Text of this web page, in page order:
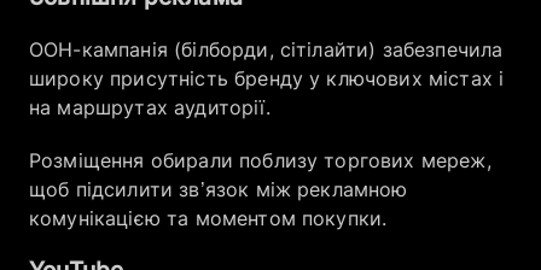
OOH-кампанія (білборди, сітілайти) забезпечила
широку присутність бренду у ключових містах і
на маршрутах аудиторії.
Розміщення обирали поблизу торгових мереж,
щоб підсилити зв’язок між рекламною
комунікацією та моментом покупки.